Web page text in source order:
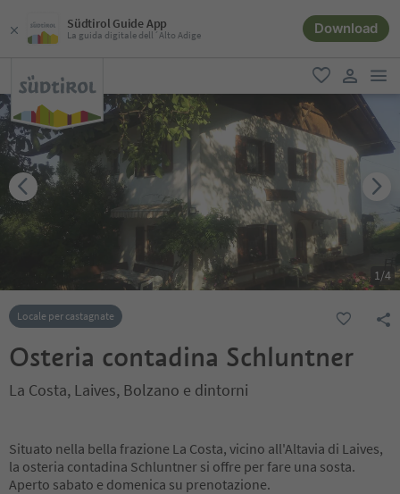
Südtirol Guide App
La guida digitale dell´Alto Adige Download
favoriti
user link
1/4
Locale per castagnate
Osteria contadina Schluntner
La Costa, Laives, Bolzano e dintorni
Situato nella bella frazione La Costa, vicino all'Altavia di Laives,
la osteria contadina Schluntner si offre per fare una sosta.
Aperto sabato e domenica su prenotazione.